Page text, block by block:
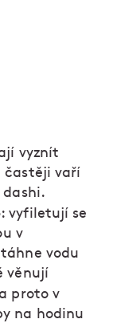
vyznít
častěji vaří
dashi.
: vyfiletují se
v
vodu
věnují
proto v
na hodinu